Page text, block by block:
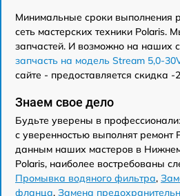
Минимальные сроки выполнения
сеть мастерских техники Polaris.
запчастей. И возможно на наших
запчасть на модель Stream 5,0-
сайте - предоставляется скидка -
Знаем свое дело
Будьте уверены в
с уверенностью выполнят ремонт
данным наших мастеров в
Polaris, наиболее востребованы
Промывка водяного фильтра,
фланца, Замена